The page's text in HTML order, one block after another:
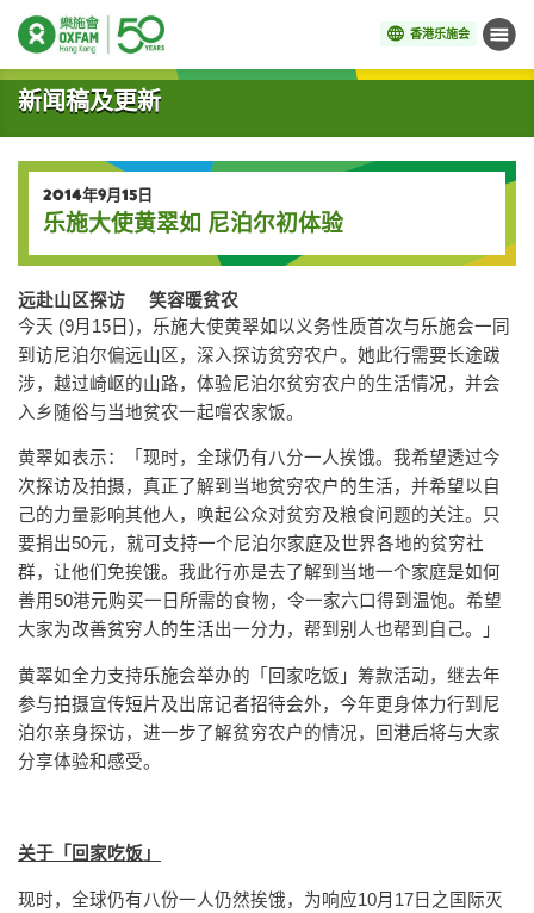
香港乐施会 菜单
开始主要内容
新闻稿及更新
2014年9月15日
乐施大使黄翠如 尼泊尔初体验
远赴山区探访
笑容暖贫农
今天 (9月15日)，乐施大使黄翠如以义务性质首次与乐施会一同
到访尼泊尔偏远山区，深入探访贫穷农户。她此行需要长途跋
涉，越过崎岖的山路，体验尼泊尔贫穷农户的生活情况，并会
入乡随俗与当地贫农一起嚐农家饭。
黄翠如表示：「现时，全球仍有八分一人挨饿。我希望透过今
次探访及拍摄，真正了解到当地贫穷农户的生活，并希望以自
己的力量影响其他人，唤起公众对贫穷及粮食问题的关注。只
要捐出50元，就可支持一个尼泊尔家庭及世界各地的贫穷社
群，让他们免挨饿。我此行亦是去了解到当地一个家庭是如何
善用50港元购买一日所需的食物，令一家六口得到温饱。希望
大家为改善贫穷人的生活出一分力，帮到别人也帮到自己。」
黄翠如全力支持乐施会举办的「回家吃饭」筹款活动，继去年
参与拍摄宣传短片及出席记者招待会外，今年更身体力行到尼
泊尔亲身探访，进一步了解贫穷农户的情况，回港后将与大家
分享体验和感受。
关于「回家吃饭」
现时，全球仍有八份一人仍然挨饿，为响应10月17日之国际灭